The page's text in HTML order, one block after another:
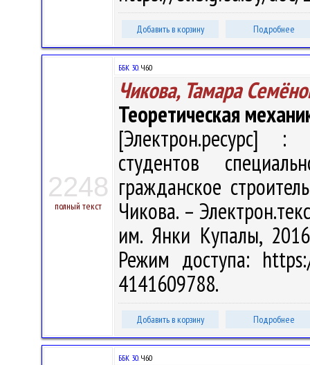
Добавить в корзину Подробнее
2248
полный текст
ББК 30.Ч60
Чикова, Тамара
Теоретическая
[Электрон.ресурс] :
студентов
гражданское
Чикова. –
им. Янки Купалы,
Режим доступа:
4141609788.
Добавить в корзину Подробнее
ББК 30.Ч60